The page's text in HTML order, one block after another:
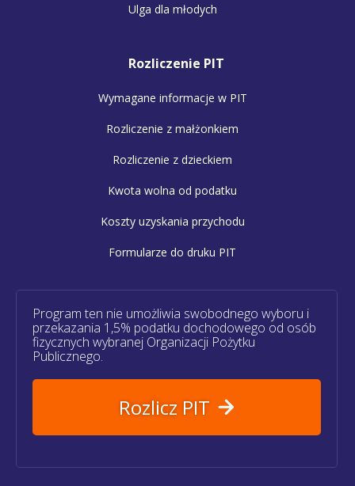
Ulga dla młodych
Rozliczenie PIT
Wymagane informacje w PIT
Rozliczenie z małżonkiem
Rozliczenie z dzieckiem
Kwota wolna od podatku
Koszty uzyskania przychodu
Formularze do druku PIT
Program ten nie umożliwia swobodnego wyboru i
przekazania 1,5% podatku dochodowego od osób
fizycznych wybranej Organizacji Pożytku
Publicznego.
Rozlicz PIT